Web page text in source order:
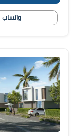
واتساب